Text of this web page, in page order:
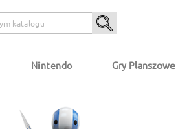
Nintendo Gry Planszowe